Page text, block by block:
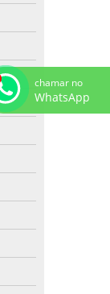
chamar no
WhatsApp